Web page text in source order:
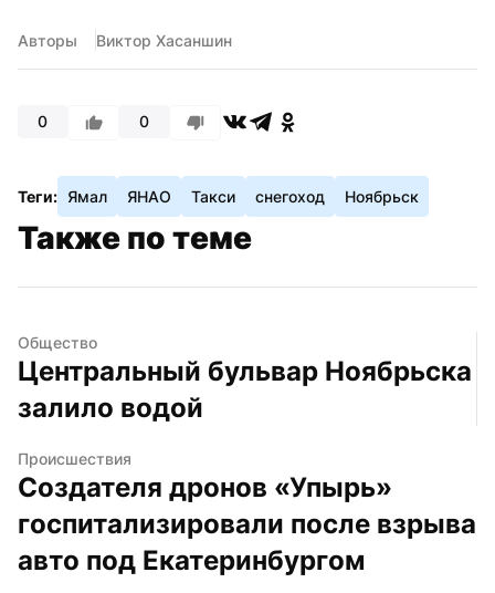
Авторы Виктор Хасаншин
0 0
Теги: Ямал ЯНАО Такси снегоход Ноябрьск
Также по теме
Общество
Центральный бульвар Ноябрьска
залило водой
Происшествия
Создателя дронов «Упырь»
госпитализировали после взрыва
авто под Екатеринбургом